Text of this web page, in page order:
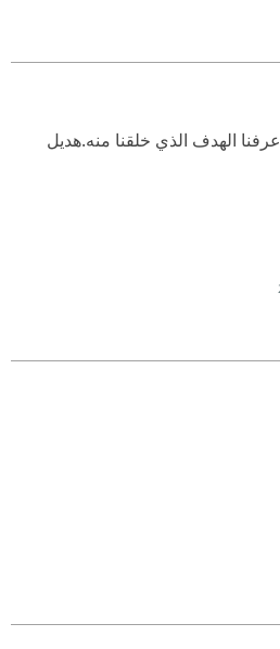
عرفنا الهدف الذي خلقنا منه.هديل